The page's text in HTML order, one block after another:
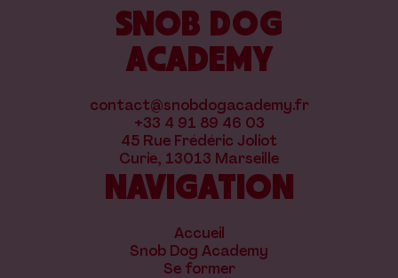
SNOB DOG
ACADEMY
contact@snobdogacademy.fr
+33 4 91 89 46 03
45 Rue Frédéric Joliot
Curie, 13013 Marseille
NAVIGATION
Accueil
Snob Dog Academy
Se former